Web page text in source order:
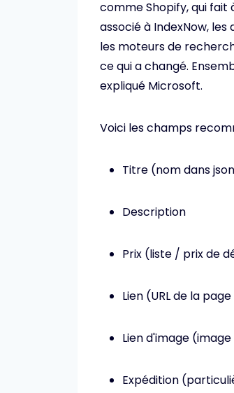
comme Shopify, qui fait
associé à IndexNow,
les moteurs de
ce qui a changé.
expliqué Microsoft.
Voici les champs
Titre (nom dans
Description
Prix ​​(liste / prix de
Lien (URL de la
Lien d'image
Expédition